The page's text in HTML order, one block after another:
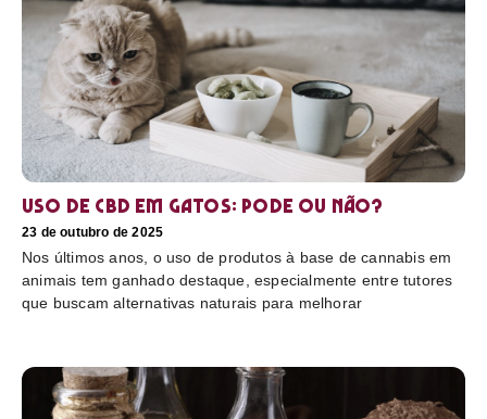
Uso de CBD em gatos: pode ou não?
23 de outubro de 2025
Nos últimos anos, o uso de produtos à base de cannabis em
animais tem ganhado destaque, especialmente entre tutores
que buscam alternativas naturais para melhorar